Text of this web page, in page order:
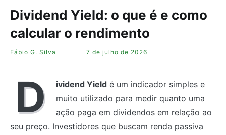
Dividend Yield: o que é e como
calcular o rendimento
Fábio G. Silva 7 de julho de 2026
D ividend Yield é um indicador simples e
muito utilizado para medir quanto uma
ação paga em dividendos em relação ao
seu preço. Investidores que buscam renda passiva